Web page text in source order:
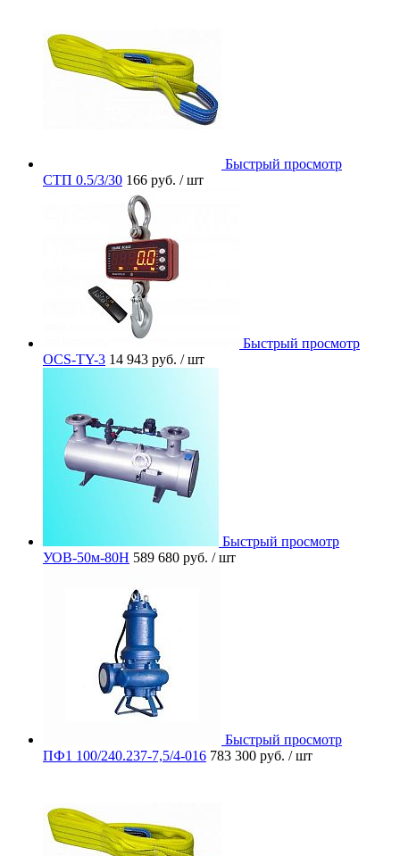
Быстрый просмотр
СТП 0.5/3/30 166 руб. / шт
Быстрый просмотр
OCS-TY-3 14 943 руб. / шт
Быстрый просмотр
УОВ-50м-80Н 589 680 руб. / шт
Быстрый просмотр
ПФ1 100/240.237-7,5/4-016 783 300 руб. / шт